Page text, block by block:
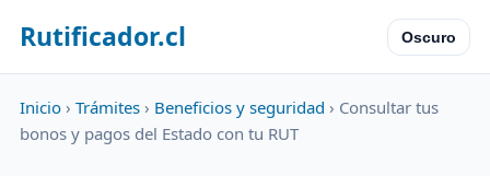
Rutificador.cl Oscuro
Inicio › Trámites › Beneficios y seguridad › Consultar tus
bonos y pagos del Estado con tu RUT